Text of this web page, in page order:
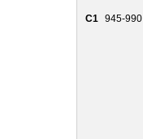
C1 945-990